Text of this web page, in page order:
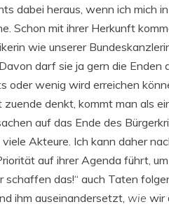
dabei heraus, wenn ich mich
Schon mit ihrer Herkunft
wie unserer
darf sie ja gern die Enden
oder wenig wird erreichen
denkt, kommt man als
auf das Ende des
Akteure. Ich kann daher
auf ihrer Agenda führt,
schaffen das!“ auch Taten
ihm auseinandersetzt, wie wir